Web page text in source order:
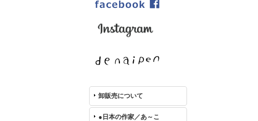
卸販売について
●日本の作家／あ～こ